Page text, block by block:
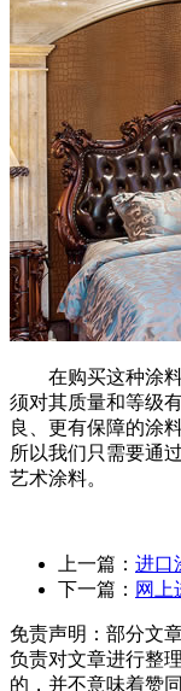
在购买这种涂料
须对其质量和等级
良、更有保障的涂
所以我们只需要通
艺术涂料。
上一篇： 进口
下一篇： 网上
免责声明：部分文
负责对文章进行整
的，并不意味着赞